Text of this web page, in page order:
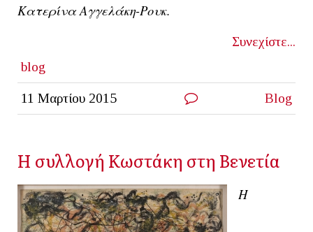
Κατερίνα Αγγελάκη-Ρουκ.
Συνεχίστε...
blog
11 Μαρτίου 2015 Blog
H συλλογή Κωστάκη στη Βενετία
H